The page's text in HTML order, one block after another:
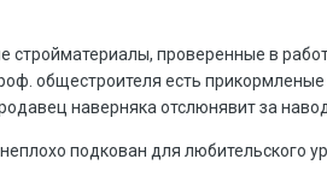
стройматериалы, проверенные в
общестроителя есть прикормленые
наверняка отслюнявит за
подкован для любительского